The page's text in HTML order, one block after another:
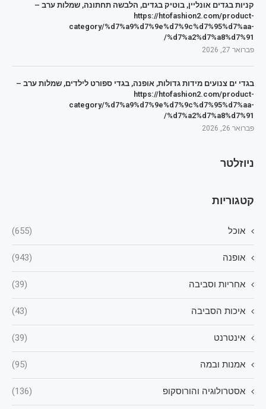
קניות בגדים אונליין, בוטיק בגדים, הלבשה תחתונה, שמלות ערב –
https://htofashion2.com/product-
category/%d7%a9%d7%9e%d7%9c%d7%95%d7%aa-
%d7%a2%d7%a8%d7%91/
פברואר 27, 2026
בגדי ים צנועים מידות גדולות, אופנה, בגדי ספורט לילדים, שמלות ערב –
https://htofashion2.com/product-
category/%d7%a9%d7%9e%d7%9c%d7%95%d7%aa-
%d7%a2%d7%a8%d7%91/
פברואר 26, 2026
ניוזלטר
קטגוריות
אוכל (655)
אופנה (943)
אחריות וסביבה (39)
איכות הסביבה (43)
אינטרנט (39)
אמנות ובמה (95)
אסטרולוגיה והורוסקופ (136)